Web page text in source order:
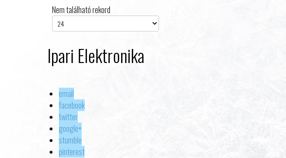
Nem található rekord
Ipari Elektronika
email
facebook
twitter
google+
stumble
pinterest